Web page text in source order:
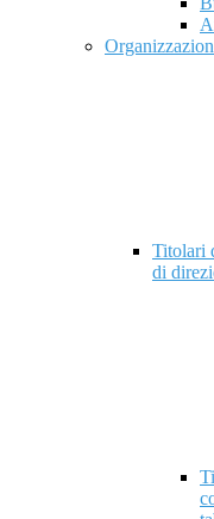
Titolari
di